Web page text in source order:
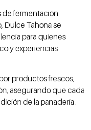
de fermentación
Dulce Tahona se
para quienes
y experiencias
productos frescos,
asegurando que cada
de la panadería.